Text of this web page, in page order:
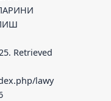
Retrieved
lawy